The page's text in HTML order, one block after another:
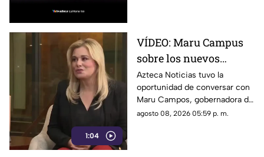
1:04
VÍDEO: Maru Campus
sobre los nuevos
lineamientos y señala
que son un riesgo para
la libertad de expresión
Azteca Noticias tuvo la
oportunidad de conversar con
Maru Campos, gobernadora de
Chihuahua, quien habló sobre
agosto 08, 2026 05:59 p. m.